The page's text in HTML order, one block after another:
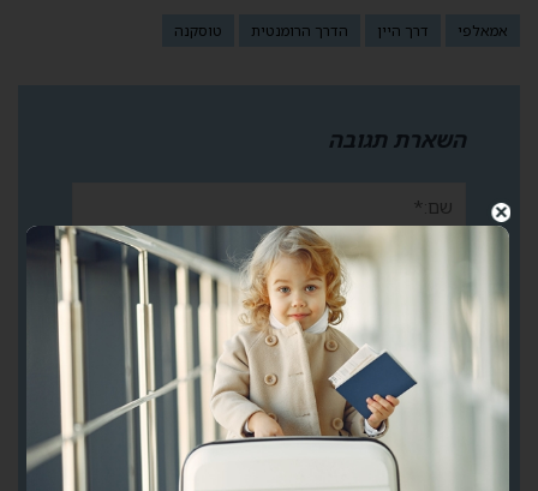
אמאלפי דרך היין הדרך הרומנטית טוסקנה
השארת תגובה